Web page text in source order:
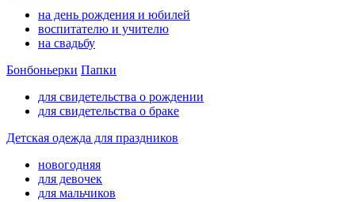
на день рождения и юбилей
воспитателю и учителю
на свадьбу
Бонбоньерки Папки
для свидетельства о рождении
для свидетельства о браке
Детская одежда для праздников
новогодняя
для девочек
для мальчиков